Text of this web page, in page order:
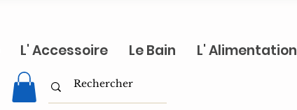
L' Accessoire Le Bain L' Alimentation